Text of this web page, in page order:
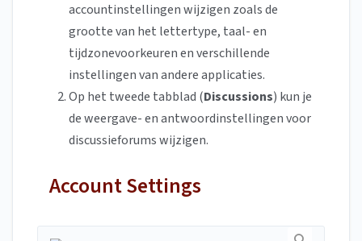
accountinstellingen wijzigen zoals de
grootte van het lettertype, taal- en
tijdzonevoorkeuren en verschillende
instellingen van andere applicaties.
Op het tweede tabblad (Discussions) kun je
de weergave- en antwoordinstellingen voor
discussieforums wijzigen.
Account Settings